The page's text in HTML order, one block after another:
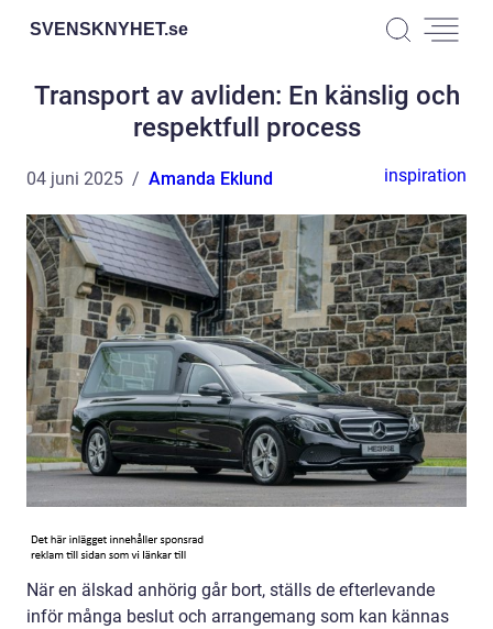
SVENSKNYHET.se
Transport av avliden: En känslig och
respektfull process
04 juni 2025 Amanda Eklund inspiration
När en älskad anhörig går bort, ställs de efterlevande
inför många beslut och arrangemang som kan kännas